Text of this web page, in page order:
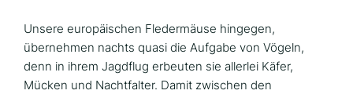
Unsere europäischen Fledermäuse hingegen,
übernehmen nachts quasi die Aufgabe von Vögeln,
denn in ihrem Jagdflug erbeuten sie allerlei Käfer,
Mücken und Nachtfalter. Damit zwischen den